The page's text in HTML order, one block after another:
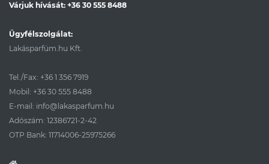
Várjuk hívását: +36 30 555 8488
Ügyfélszolgálat:
Lakásparfüm.hu Kft.
Tel./Fax: +36 1 356 7919
Mobil: +36 30 555 8488
E-mail: info@lakasparfum.hu
Adószám: 12386721-2-42
OTP Bank: 11714006-25975266